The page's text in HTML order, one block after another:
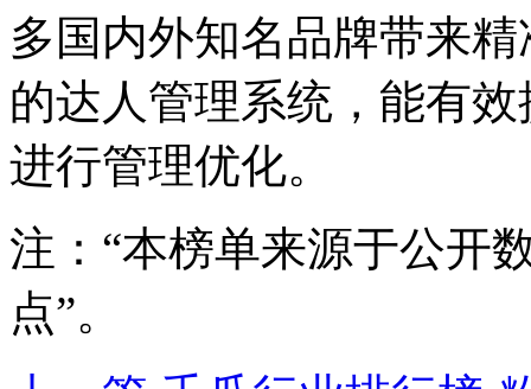
多国内外知名品牌带来
的达人管理系统，能有
进行管理优化。
注：“本榜单来源于公开
点”。